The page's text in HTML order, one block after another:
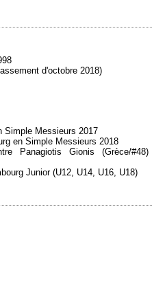
d'octobre 2018)
Simple Messieurs 2017
en Simple Messieurs 2018
Panagiotis Gionis (Grèce/
Junior (U12, U14, U16, U18)